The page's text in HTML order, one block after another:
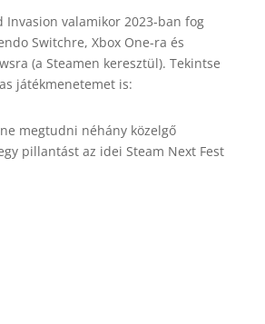
Invasion valamikor 2023-ban fog
Switchre, Xbox One-ra és
(a Steamen keresztül). Tekintse
játékmenetemet is:
megtudni néhány közelgő
pillantást az idei Steam Next Fest